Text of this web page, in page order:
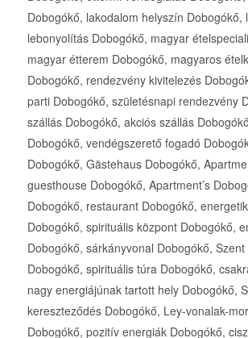
Dobogókő, lakodalom helyszín Dobogókő,
lebonyolítás Dobogókő, magyar
magyar étterem Dobogókő, magyaros
Dobogókő, rendezvény kivitelezés
parti Dobogókő, születésnapi rendezvény
szállás Dobogókő, akciós szállás
Dobogókő, vendégszerető fogadó
Dobogókő, Gästehaus Dobogókő,
guesthouse Dobogókő, Apartment’s
Dobogókő, restaurant Dobogókő,
Dobogókő, spirituális központ Dobogókő,
Dobogókő, sárkányvonal Dobogókő,
Dobogókő, spirituális túra Dobogókő,
nagy energiájúnak tartott hely Dobogókő,
kereszteződés Dobogókő, Ley-vonalak-
Dobogókő, pozitív energiák Dobogókő,